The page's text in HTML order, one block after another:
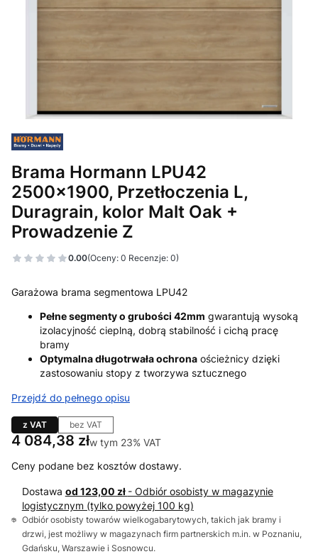
Brama Hormann LPU42
2500x1900, Przetłoczenia L,
Duragrain, kolor Malt Oak +
Prowadzenie Z
0.00(Oceny: 0 Recenzje: 0)
Garażowa brama segmentowa LPU42
Pełne segmenty o grubości 42mm gwarantują wysoką
izolacyjność cieplną, dobrą stabilność i cichą pracę
bramy
Optymalna długotrwała ochrona ościeżnicy dzięki
zastosowaniu stopy z tworzywa sztucznego
Przejdź do pełnego opisu
z VAT bez VAT
Cena
4 084,38 złw tym 23% VAT
w tym 23% VAT
Ceny podane bez kosztów dostawy.
Dostawa od 123,00 zł - Odbiór osobisty w magazynie
logistycznym (tylko powyżej 100 kg)
Odbiór osobisty towarów wielkogabarytowych, takich jak bramy i
drzwi, jest możliwy w magazynach firm partnerskich m.in. w Poznaniu,
Gdańsku, Warszawie i Sosnowcu.